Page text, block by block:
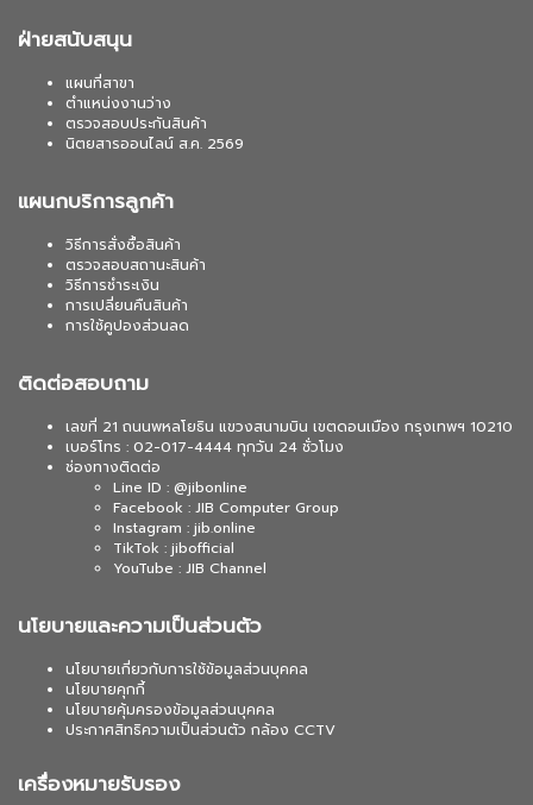
ฝ่ายสนับสนุน
แผนที่สาขา
ตำแหน่งงานว่าง
ตรวจสอบประกันสินค้า
นิตยสารออนไลน์ ส.ค. 2569
แผนกบริการลูกค้า
วิธีการสั่งซื้อสินค้า
ตรวจสอบสถานะสินค้า
วิธีการชำระเงิน
การเปลี่ยนคืนสินค้า
การใช้คูปองส่วนลด
ติดต่อสอบถาม
เลขที่ 21 ถนนพหลโยธิน แขวงสนามบิน เขตดอนเมือง กรุงเทพฯ 10210
เบอร์โทร : 02-017-4444 ทุกวัน 24 ชั่วโมง
ช่องทางติดต่อ
Line ID : @jibonline
Facebook : JIB Computer Group
Instagram : jib.online
TikTok : jibofficial
YouTube : JIB Channel
นโยบายและความเป็นส่วนตัว
นโยบายเกี่ยวกับการใช้ข้อมูลส่วนบุคคล
นโยบายคุกกี้
นโยบายคุ้มครองข้อมูลส่วนบุคคล
ประกาศสิทธิความเป็นส่วนตัว กล้อง CCTV
เครื่องหมายรับรอง